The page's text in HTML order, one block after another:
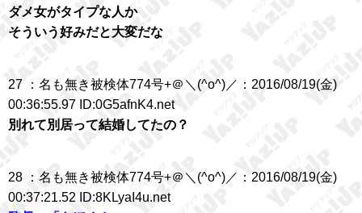
ダメ女がタイプな人か
そういう好みだと大変だな
27 ：名も無き被検体774号+＠＼(^o^)／：2016/08/19(金)
00:36:55.97 ID:0G5afnK4.net
別れて別居って結婚してたの？
28 ：名も無き被検体774号+＠＼(^o^)／：2016/08/19(金)
00:37:21.52 ID:8KLyaI4u.net